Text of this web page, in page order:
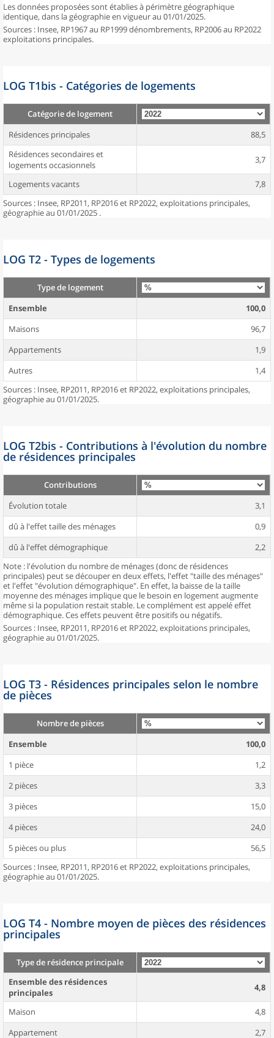
Les données proposées sont établies à périmètre géographique
identique, dans la géographie en vigueur au 01/01/2025.
Sources : Insee, RP1967 au RP1999 dénombrements, RP2006 au RP2022
exploitations principales.
LOG T1bis - Catégories de logements
Catégorie de logement
Résidences principales
88,5
Résidences secondaires et
logements occasionnels
3,7
Logements vacants
7,8
Sources : Insee, RP2011, RP2016 et RP2022, exploitations principales,
géographie au 01/01/2025 .
LOG T2 - Types de logements
Type de logement
Ensemble
100,0
Maisons
96,7
Appartements
1,9
Autres
1,4
Sources : Insee, RP2011, RP2016 et RP2022, exploitations principales,
géographie au 01/01/2025.
LOG T2bis - Contributions à l'évolution du nombre
de résidences principales
Contributions
Évolution totale
3,1
dû à l'effet taille des ménages
0,9
dû à l'effet démographique
2,2
Note : l'évolution du nombre de ménages (donc de résidences
principales) peut se découper en deux effets, l'effet "taille des ménages"
et l'effet "évolution démographique". En effet, la baisse de la taille
moyenne des ménages implique que le besoin en logement augmente
même si la population restait stable. Le complément est appelé effet
démographique. Ces effets peuvent être positifs ou négatifs.
Sources : Insee, RP2011, RP2016 et RP2022, exploitations principales,
géographie au 01/01/2025.
LOG T3 - Résidences principales selon le nombre
de pièces
Nombre de pièces
Ensemble
100,0
1 pièce
1,2
2 pièces
3,3
3 pièces
15,0
4 pièces
24,0
5 pièces ou plus
56,5
Sources : Insee, RP2011, RP2016 et RP2022, exploitations principales,
géographie au 01/01/2025.
LOG T4 - Nombre moyen de pièces des résidences
principales
Type de résidence principale
Ensemble des résidences
principales
4,8
Maison
4,8
Appartement
2,7